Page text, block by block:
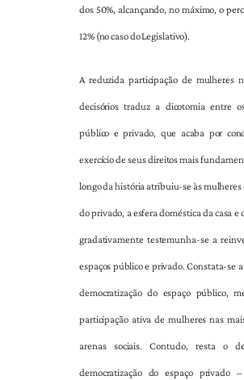
dos 50%, alcançando, no máximo, o
12% (no caso do Legislativo).
A reduzida participação de mulheres
decisórios traduz a dicotomia entre
público e privado, que acaba por
exercício de seus direitos mais
longo da história atribuiu-se às mulheres
do privado, a esfera doméstica da casa e
gradativamente testemunha-se a
espaços público e privado. Constata-se a
democratização do espaço público,
participação ativa de mulheres nas
arenas sociais. Contudo, resta o
democratização do espaço privado